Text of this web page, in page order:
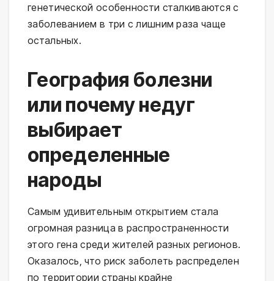
генетической особенности сталкиваются с
заболеванием в три с лишним раза чаще
остальных.
География болезни
или почему недуг
выбирает
определенные
народы
Самым удивительным открытием стала
огромная разница в распространенности
этого гена среди жителей разных регионов.
Оказалось, что риск заболеть распределен
по территории страны крайне